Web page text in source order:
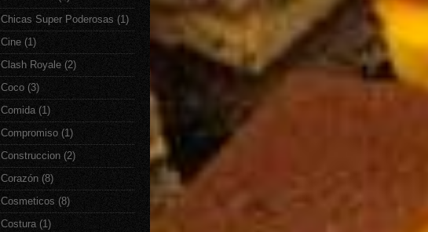
Chicas Super Poderosas (1)
Cine (1)
Clash Royale (2)
Coco (3)
Comida (1)
Compromiso (1)
Construccion (2)
Corazón (8)
Cosmeticos (8)
Costura (1)